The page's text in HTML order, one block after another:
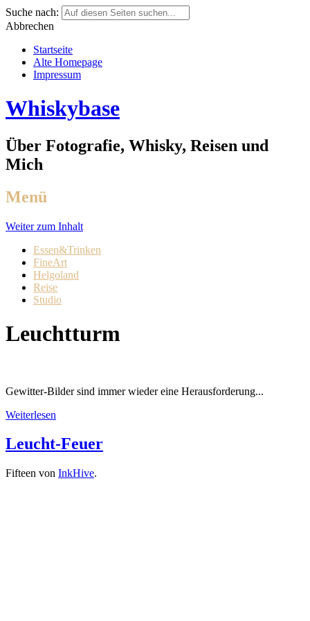
Suche nach:
Abbrechen
Startseite
Alte Homepage
Impressum
Whiskybase
Über Fotografie, Whisky, Reisen und
Mich
Menü
Weiter zum Inhalt
Essen&Trinken
FineArt
Helgoland
Reise
Studio
Leuchtturm
Gewitter-Bilder sind immer wieder eine Herausforderung...
Weiterlesen
Leucht-Feuer
Fifteen von InkHive.